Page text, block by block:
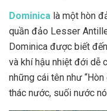
Dominica là một hòn
quần đảo Lesser
Dominica được biết
và khí hậu nhiệt đới dễ
những cái tên như
thác nước, suối nước